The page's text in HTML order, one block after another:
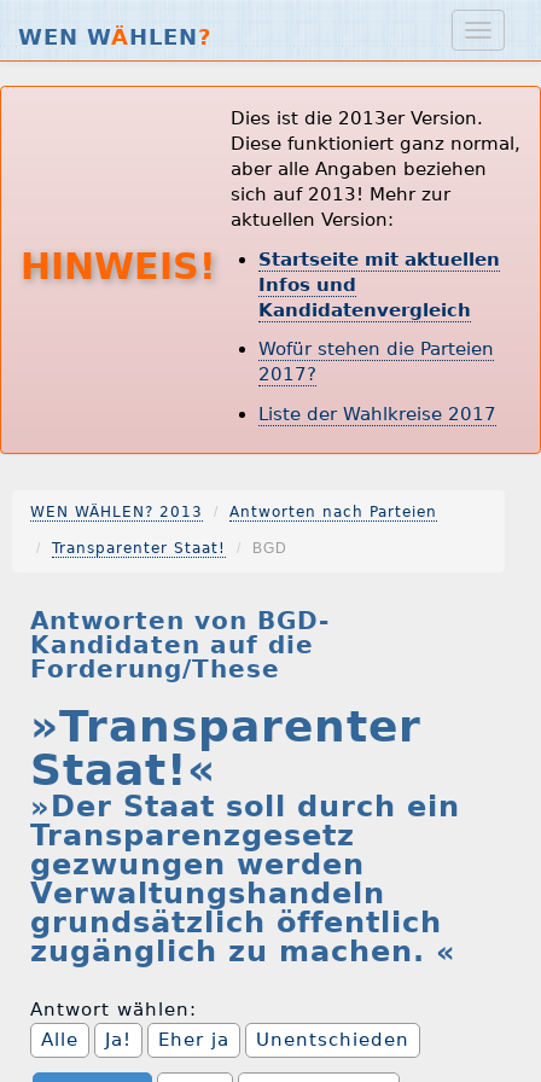
WEN WÄHLEN?
HINWEIS!
Dies ist die 2013er Version.
Diese funktioniert ganz normal,
aber alle Angaben beziehen
sich auf 2013! Mehr zur
aktuellen Version:
Startseite mit aktuellen
Infos und
Kandidatenvergleich
Wofür stehen die Parteien
2017?
Liste der Wahlkreise 2017
WEN WÄHLEN? 2013 Antworten nach Parteien
Transparenter Staat! BGD
Antworten von BGD-
Kandidaten auf die
Forderung/These
»Transparenter
Staat!«
»Der Staat soll durch ein
Transparenzgesetz
gezwungen werden
Verwaltungshandeln
grundsätzlich öffentlich
zugänglich zu machen. «
Antwort wählen:
Alle
Ja! Eher ja Unentschieden